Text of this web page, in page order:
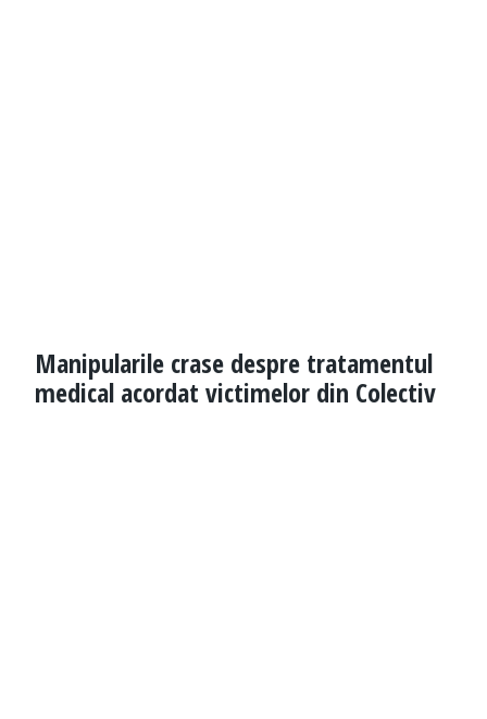
Manipularile crase despre tratamentul
medical acordat victimelor din Colectiv